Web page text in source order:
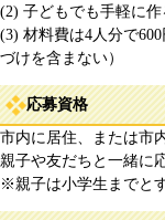
(2) 子どもでも手軽に
(3) 材料費は4人分で
づけを含まない）
応募資格
市内に居住、または市
親子や友だちと一緒に
※親子は小学生までと